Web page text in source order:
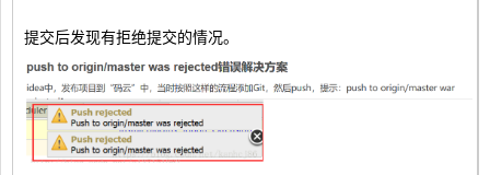
提交后发现有拒绝提交的情况。